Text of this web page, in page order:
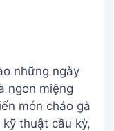
những ngày
ngon miệng
món cháo gà
thuật cầu kỳ,